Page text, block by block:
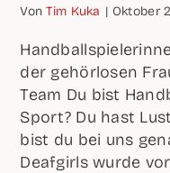
VonTim Kuka | Okto­ber
der gehör­lo­sen
Team Du bist
Sport? Du hast
bist du bei uns
Deaf­girls wur­de